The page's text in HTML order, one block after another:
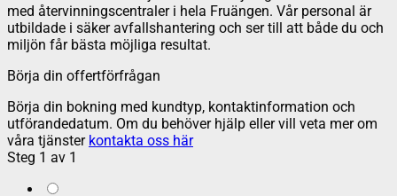
med återvinningscentraler i hela Fruängen. Vår personal är
utbildade i säker avfallshantering och ser till att både du och
miljön får bästa möjliga resultat.
Börja din offertförfrågan
Börja din bokning med kundtyp, kontaktinformation och
utförandedatum. Om du behöver hjälp eller vill veta mer om
våra tjänster kontakta oss här
Steg 1 av 1